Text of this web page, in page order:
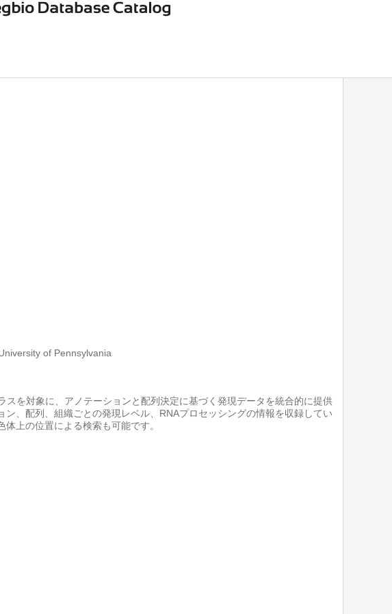
of Pennsylvania
を対象に、アノテーションと配列決定に基づく発現データを統合的に提供
、配列、組織ごとの発現レベル、RNAプロセッシングの情報を収録してい
上の位置による検索も可能です。